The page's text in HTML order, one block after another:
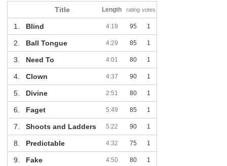
Title Length rating votes
1. Blind 4:19 95 1
2. Ball Tongue 4:29 85 1
3. Need To 4:01 80 1
4. Clown 4:37 90 1
5. Divine 2:51 80 1
6. Faget 5:49 85 1
7. Shoots and Ladders 5:22 90 1
8. Predictable 4:32 75 1
9. Fake 4:50 80 1